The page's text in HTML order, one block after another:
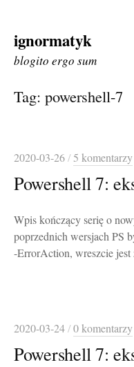
Skip
to
ignormatyk
blogito ergo sum
Tag: powershell-7
2020-03-26/5 komentarzy
Powershell 7:
Wpis kończący serię o
poprzednich wersjach PS
-ErrorAction, wreszcie jest
2020-03-24/0 komentarzy
Powershell 7: